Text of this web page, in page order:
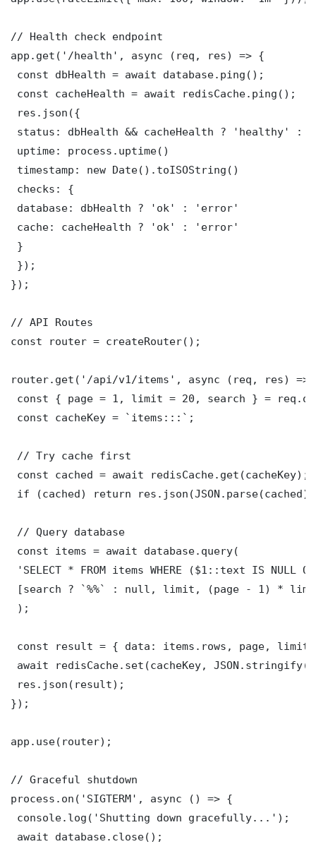
// Health check endpoint
app.get('/health', async (req, res) => {
const dbHealth = await database.ping();
const cacheHealth = await redisCache.ping();
res.json({
status: dbHealth && cacheHealth ? 'healthy' :
uptime: process.uptime()
timestamp: new Date().toISOString()
checks: {
database: dbHealth ? 'ok' : 'error'
cache: cacheHealth ? 'ok' : 'error'
}
});
});
// API Routes
const router = createRouter();
router.get('/api/v1/items', async (req, res) =>
const { page = 1, limit = 20, search } =
const cacheKey = `items:::`;
// Try cache first
const cached = await redisCache.get(cacheKey);
if (cached) return
// Query database
const items = await database.query(
'SELECT * FROM items WHERE ($1::text IS NULL
[search ? `%%` : null, limit, (page - 1) *
);
const result = { data: items.rows, page,
await redisCache.set(cacheKey,
res.json(result);
});
app.use(router);
// Graceful shutdown
process.on('SIGTERM', async () => {
console.log('Shutting down gracefully...');
await database.close();